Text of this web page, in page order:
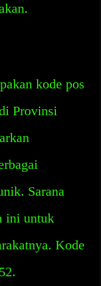
kode pos
Provinsi
Sarana
ini untuk
Kode